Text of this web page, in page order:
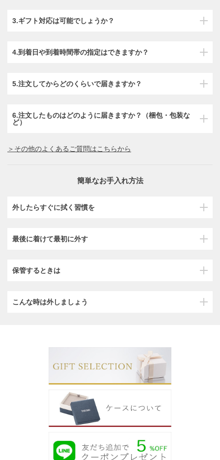
3.ギフト対応は可能でしょうか？
4.到着日や到着時間帯の指定はできますか？
5.注文してからどのくらいで届きますか？
6.注文したものはどのように届きますか？（梱包・包装な
ど）
＞その他のよくあるご質問はこちらから
簡単なお手入れ方法
外したらすぐに拭く習慣を
最後に着けて最初に外す
保管するときは
こんな時は外しましょう